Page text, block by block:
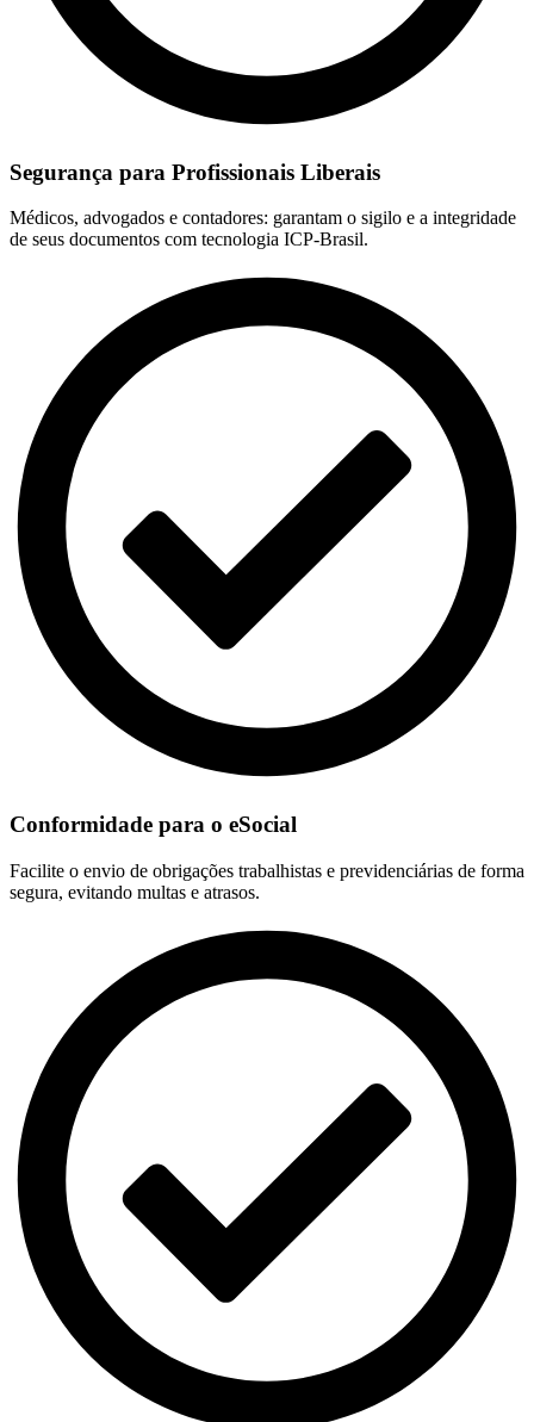
Segurança para Profissionais Liberais
Médicos, advogados e contadores: garantam o sigilo e a integridade
de seus documentos com tecnologia ICP-Brasil.
Conformidade para o eSocial
Facilite o envio de obrigações trabalhistas e previdenciárias de forma
segura, evitando multas e atrasos.